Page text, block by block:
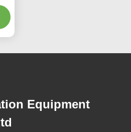
Equipment